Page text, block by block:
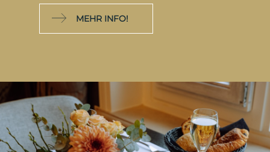
MEHR INFO!